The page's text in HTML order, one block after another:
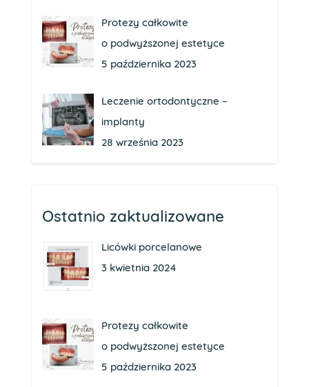
Protezy całkowite
o podwyższonej estetyce
5 października 2023
Leczenie ortodontyczne –
implanty
28 września 2023
Ostatnio zaktualizowane
Licówki porcelanowe
3 kwietnia 2024
Protezy całkowite
o podwyższonej estetyce
5 października 2023